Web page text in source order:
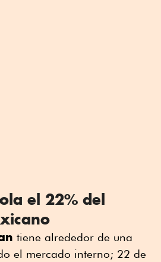
el 22% del
tiene alrededor de una
el mercado interno; 22 de